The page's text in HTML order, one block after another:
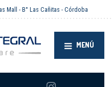
Mall - B° Las Cañitas - Córdoba
MENÚ